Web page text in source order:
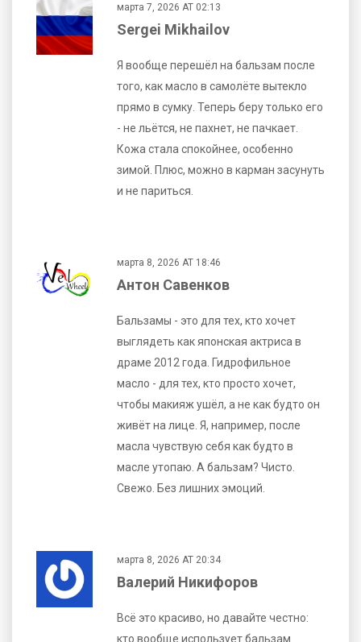
марта 7, 2026 AT 02:13
Sergei Mikhailov
Я вообще перешёл на бальзам после
того, как масло в самолёте вытекло
прямо в сумку. Теперь беру только его
- не льётся, не пахнет, не пачкает.
Кожа стала спокойнее, особенно
зимой. Плюс, можно в карман засунуть
и не париться.
марта 8, 2026 AT 18:46
Антон Савенков
Бальзамы - это для тех, кто хочет
выглядеть как японская актриса в
драме 2012 года. Гидрофильное
масло - для тех, кто просто хочет,
чтобы макияж ушёл, а не как будто он
живёт на лице. Я, например, после
масла чувствую себя как будто в
масле утопаю. А бальзам? Чисто.
Свежо. Без лишних эмоций.
марта 8, 2026 AT 20:34
Валерий Никифоров
Всё это красиво, но давайте честно:
кто вообще использует бальзам